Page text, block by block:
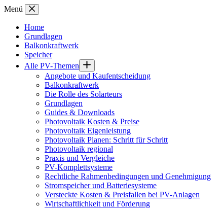
Zum
springen
Menü
Home
Grundlagen
Balkonkraftwerk
Speicher
Alle PV-Themen
Angebote und Kaufentscheidung
Balkonkraftwerk
Die Rolle des Solarteurs
Grundlagen
Guides & Downloads
Photovoltaik Kosten & Preise
Photovoltaik Eigenleistung
Photovoltaik Planen: Schritt für Schritt
Photovoltaik regional
Praxis und Vergleiche
PV-Komplettsysteme
Rechtliche Rahmenbedingungen und Genehmigung
Stromspeicher und Batteriesysteme
Versteckte Kosten & Preisfallen bei PV-Anlagen
Wirtschaftlichkeit und Förderung